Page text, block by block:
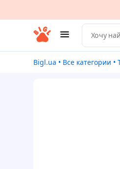
Bigl.ua • Все категории •